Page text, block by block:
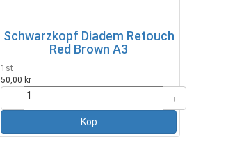
Schwarzkopf Diadem Retouch
Red Brown A3
1st
50,00 kr